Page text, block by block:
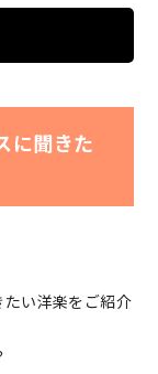
に聞きた
い洋楽をご紹介